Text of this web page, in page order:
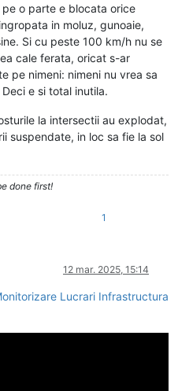
o parte e blocata orice
in moluz, gunoaie,
Si cu peste 100 km/h nu se
cale ferata, oricat s-ar
pe nimeni: nimeni nu vrea sa
e si total inutila.
la intersectii au explodat,
suspendate, in loc sa fie la sol
done first!
1
12 mar. 2025, 15:14
Lucrari Infrastructura